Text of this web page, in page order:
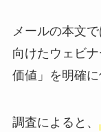
メールの本文
向けたウェビ
価値」を明確に
調査によると、